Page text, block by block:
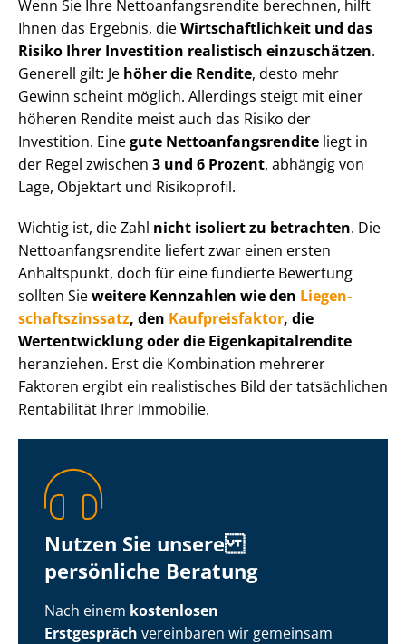
Wenn Sie Ihre Net­to­an­fangs­ren­di­te berechnen, hilft
Ihnen das Ergebnis, dieWirt­schaft­lich­keit und das
Risiko Ihrer Investition realistisch einzuschätzen.
Generell gilt: Je höher die Rendite, desto mehr
Gewinn scheint möglich. Allerdings steigt mit einer
höheren Rendite meist auch das Risiko der
Investition. Einegute Net­to­an­fangs­ren­di­te liegt in
der Regel zwischen 3 und 6 Prozent, abhängig von
Lage, Objektart und Risikoprofil.
Wichtig ist, die Zahl nicht isoliert zu betrachten. Die
Net­to­an­fangs­ren­di­te liefert zwar einen ersten
Anhaltspunkt, doch für eine fundierte Bewertung
sollten Sieweitere Kennzahlen wie den Lie­gen­
schafts­zins­satz, den Kaufpreisfaktor, die
Wertentwicklung oder die Ei­gen­ka­pi­tal­ren­di­te
heranziehen. Erst die Kombination mehrerer
Faktoren ergibt ein realistisches Bild der tatsächlichen
Rentabilität Ihrer Immobilie.
Nutzen Sie unsere
persönliche Beratung
Nach einem kostenlosen
Erstgespräch vereinbaren wir gemeinsam